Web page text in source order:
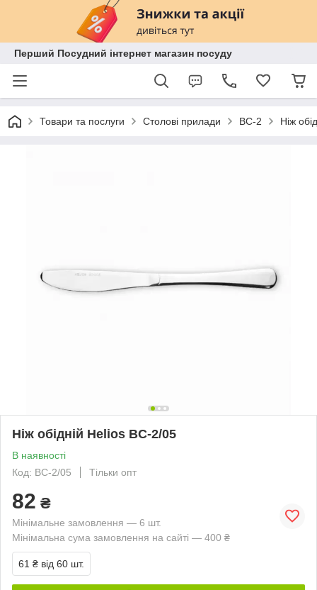
Перший Посудний інтернет магазин посуду
Товари та послуги Столові прилади BC-2 Ніж
Ніж обідній Helios BC-2/05
В наявності
Код: BC-2/05
Тільки опт
82 ₴
Мінімальне замовлення — 6 шт.
Мінімальна сума замовлення на сайті — 400 ₴
61 ₴ від 60 шт.